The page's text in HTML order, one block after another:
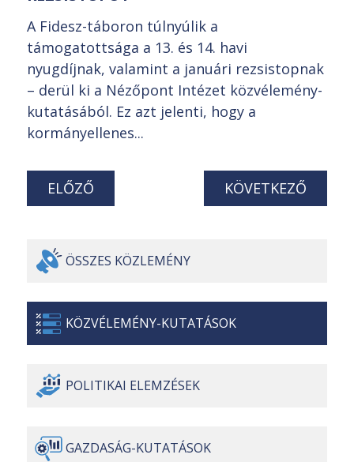
A Fidesz-táboron túlnyúlik a
támogatottsága a 13. és 14. havi
nyugdíjnak, valamint a januári rezsistopnak
– derül ki a Nézőpont Intézet közvélemény-
kutatásából. Ez azt jelenti, hogy a
kormányellenes...
ELŐZŐ KÖVETKEZŐ
ÖSSZES KÖZLEMÉNY
KÖZVÉLEMÉNY-KUTATÁSOK
POLITIKAI ELEMZÉSEK
GAZDASÁG-KUTATÁSOK